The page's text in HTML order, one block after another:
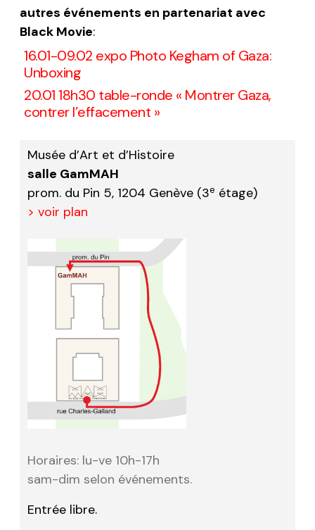
autres événements en partenariat avec
Black Movie:
16.01-09.02 expo Photo Kegham of Gaza:
Unboxing
20.01 18h30 table-ronde « Montrer Gaza,
contrer l’effacement »
Musée d’Art et d’Histoire
salle GamMAH
prom. du Pin 5, 1204 Genève (3e étage)
> voir plan
Horaires: lu-ve 10h-17h
sam-dim selon événements.
Entrée libre.